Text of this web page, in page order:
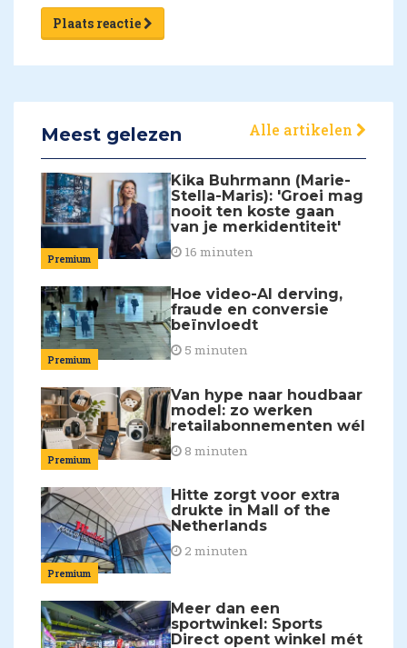
Plaats reactie
Meest gelezen Alle artikelen
Premium
Kika Buhrmann (Marie-
Stella-Maris): 'Groei mag
nooit ten koste gaan
van je merkidentiteit'
16 minuten
Premium
Hoe video-AI derving,
fraude en conversie
beïnvloedt
5 minuten
Premium
Van hype naar houdbaar
model: zo werken
retailabonnementen wél
8 minuten
Premium
Hitte zorgt voor extra
drukte in Mall of the
Netherlands
2 minuten
Meer dan een
sportwinkel: Sports
Direct opent winkel mét